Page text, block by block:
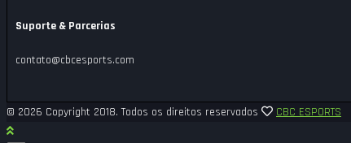
Suporte & Parcerias
contato@cbcesports.com
© 2026 Copyright 2018. Todos os direitos reservados CBC ESPORTS